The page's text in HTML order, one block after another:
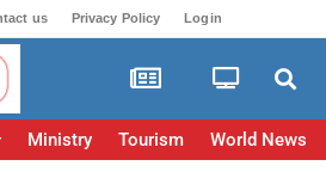
us Privacy Policy Login
Ministry Tourism World News